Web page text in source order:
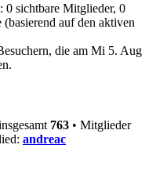
0 sichtbare Mitglieder, 0
auf den aktiven
die am Mi 5. Aug
763 • Mitglieder
andreac